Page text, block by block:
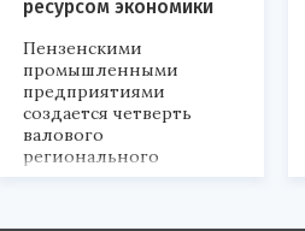
ресурсом экономики
Пензенскими
промышленными
предприятиями
создается четверть
валового
регионального
продукта и